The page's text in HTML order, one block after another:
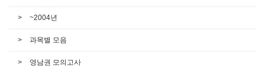
~2004년
과목별 모음
영남권 모의고사